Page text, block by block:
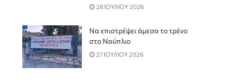
28 ΙΟΥΛΙΟΥ 2026
Να επιστρέψει άμεσα το τρένο
στο Ναύπλιο
27 ΙΟΥΛΙΟΥ 2026